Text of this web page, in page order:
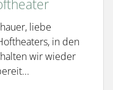
liebe
in den
wir wieder